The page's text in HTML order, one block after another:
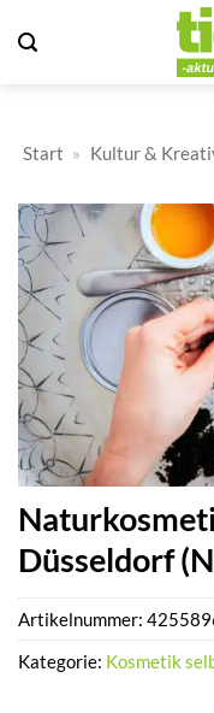
Inhalt
Start » Kultur &
Düsseldorf
Artikelnummer:
Kategorie: Kosmetik